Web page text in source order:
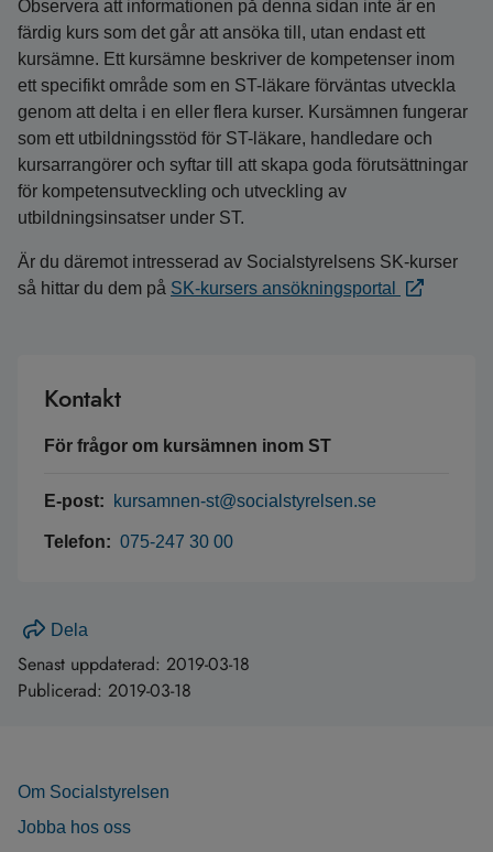
Observera att informationen på denna sidan inte är en
färdig kurs som det går att ansöka till, utan endast ett
kursämne. Ett kursämne beskriver de kompetenser inom
ett specifikt område som en ST-läkare förväntas utveckla
genom att delta i en eller flera kurser. Kursämnen fungerar
som ett utbildningsstöd för ST-läkare, handledare och
kursarrangörer och syftar till att skapa goda förutsättningar
för kompetensutveckling och utveckling av
utbildningsinsatser under ST.
Är du däremot intresserad av Socialstyrelsens SK-kurser
så hittar du dem på SK-kursers ansökningsportal
Kontakt
För frågor om kursämnen inom ST
E-post: kursamnen-st@socialstyrelsen.se
Telefon: 075-247 30 00
Dela
Senast uppdaterad: 2019-03-18
Publicerad: 2019-03-18
Om Socialstyrelsen
Jobba hos oss